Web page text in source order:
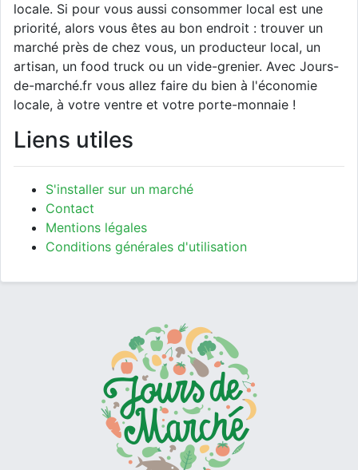
locale. Si pour vous aussi consommer local est une
priorité, alors vous êtes au bon endroit : trouver un
marché près de chez vous, un producteur local, un
artisan, un food truck ou un vide-grenier. Avec Jours-
de-marché.fr vous allez faire du bien à l'économie
locale, à votre ventre et votre porte-monnaie !
Liens utiles
S'installer sur un marché
Contact
Mentions légales
Conditions générales d'utilisation